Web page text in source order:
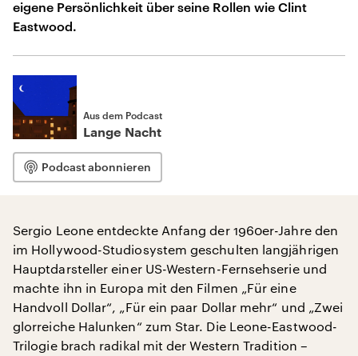
eigene Persönlichkeit über seine Rollen wie Clint
Eastwood.
Aus dem Podcast
Lange Nacht
Podcast abonnieren
Sergio Leone entdeckte Anfang der 1960er-Jahre den
im Hollywood-Studiosystem geschulten langjährigen
Hauptdarsteller einer US-Western-Fernsehserie und
machte ihn in Europa mit den Filmen „Für eine
Handvoll Dollar“, „Für ein paar Dollar mehr“ und „Zwei
glorreiche Halunken“ zum Star. Die Leone-Eastwood-
Trilogie brach radikal mit der Western Tradition –